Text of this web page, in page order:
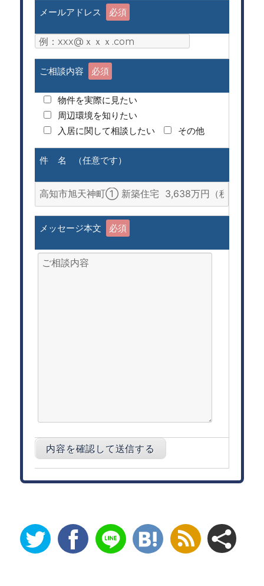
メールアドレス 必須
ご相談内容 必須
物件を実際に見たい
周辺環境を知りたい
入居に関して相談したい
その他
件 名 （任意です）
メッセージ本文 必須